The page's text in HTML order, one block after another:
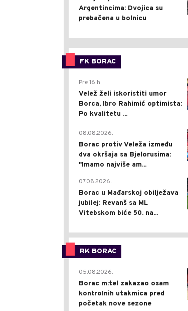
Argentincima: Dvojica su
prebačena u bolnicu
FK BORAC
Pre 16 h
Velež želi iskoristiti umor
Borca, Ibro Rahimić optimista:
Po kvalitetu ...
08.08.2026.
Borac protiv Veleža između
dva okršaja sa Bjelorusima:
"Imamo najviše am...
07.08.2026.
Borac u Mađarskoj obilježava
jubilej: Revanš sa ML
Vitebskom biće 50. na...
RK BORAC
05.08.2026.
Borac m:tel zakazao osam
kontrolnih utakmica pred
početak nove sezone